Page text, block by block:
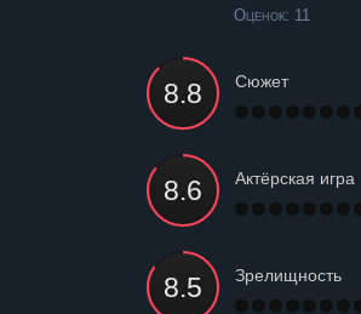
Оценок: 11
Сюжет
Актёрская игра
Зрелищность